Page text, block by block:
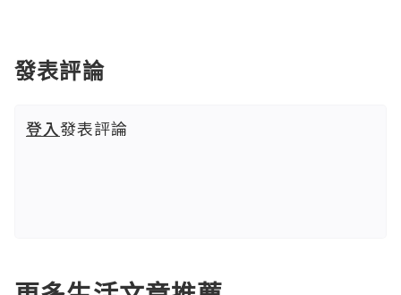
發表評論
登入發表評論